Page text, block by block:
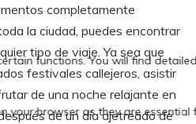
completamente
la ciudad, puedes encontrar
tipo de viaje. Ya sea que
festivales callejeros, asistir
de una noche relajante en
de un día ajetreado de